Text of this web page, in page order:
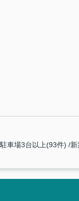
駐車場3台以上(93件)